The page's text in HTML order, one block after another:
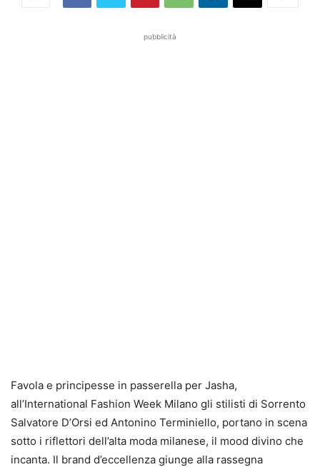
pubblicità
Favola e principesse in passerella per Jasha,
all’International Fashion Week Milano gli stilisti di Sorrento
Salvatore D’Orsi ed Antonino Terminiello, portano in scena
sotto i riflettori dell’alta moda milanese, il mood divino che
incanta. Il brand d’eccellenza giunge alla rassegna